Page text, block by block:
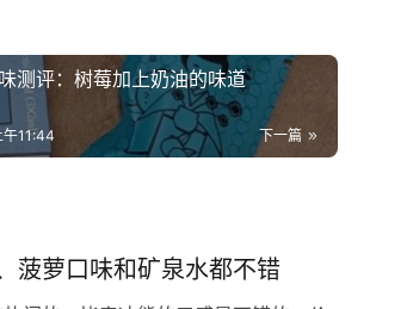
测评：树莓加上奶油的味道
下一篇
11:44
菠萝口味和矿泉水都不错